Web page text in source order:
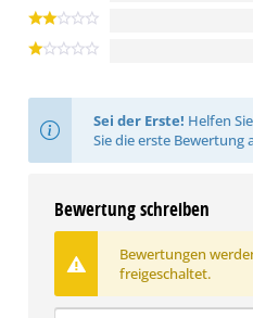
Sei der Erste! Helfen
Sie die erste Bewertung
Bewertung schreiben
Bewertungen
freigeschaltet.